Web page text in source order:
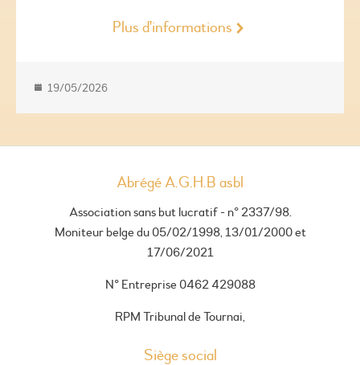
Plus d'informations
19/05/2026
Abrégé A.G.H.B asbl
Association sans but lucratif - n° 2337/98.
Moniteur belge du 05/02/1998, 13/01/2000 et
17/06/2021
N° Entreprise 0462 429088
RPM Tribunal de Tournai,
Siège social